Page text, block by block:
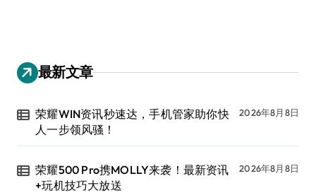
最新文章
荣耀WIN资讯秒速达，手机管家助你快
人一步领风骚！
2026年8月8日
荣耀500 Pro携MOLLY来袭！最新资讯
+玩机技巧大放送
2026年8月8日